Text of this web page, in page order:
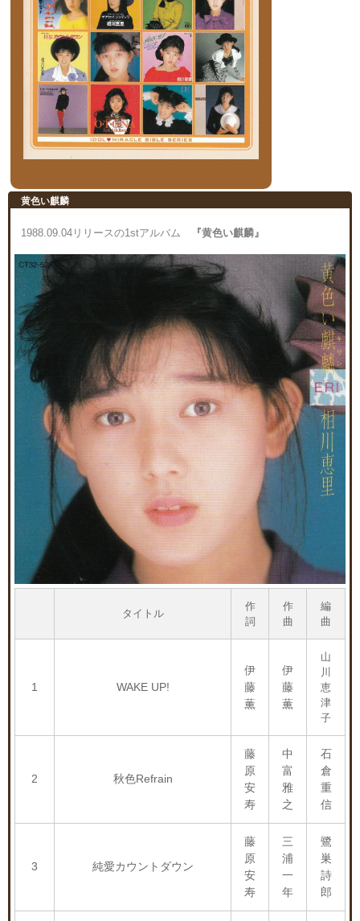
黄色い麒麟
1988.09.04リリースの1stアルバム 『黄色い麒麟』
タイトル
作
詞
作
曲
編
曲
1 WAKE UP!
伊
藤
薫
伊
藤
薫
山
川
恵
津
子
2 秋色Refrain
藤
原
安
寿
中
富
雅
之
石
倉
重
信
3 純愛カウントダウン
藤
原
安
寿
三
浦
一
年
鷺
巣
詩
郎